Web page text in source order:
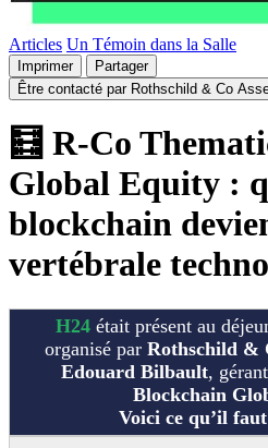
Articles Un Témoin dans la Salle
Imprimer
Partager
Être contacté par Rothschild & Co
🧮 R-Co
Global Equity :
blockchain
vertébrale
H24 était présent au
organisé par Rothschild &
Edouard Bilbault,
Blockchain
Voici ce qu’il